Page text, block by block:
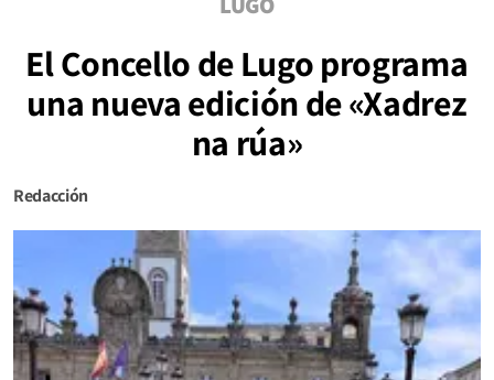
El Concello de Lugo programa
una nueva edición de «Xadrez
na rúa»
Redacción